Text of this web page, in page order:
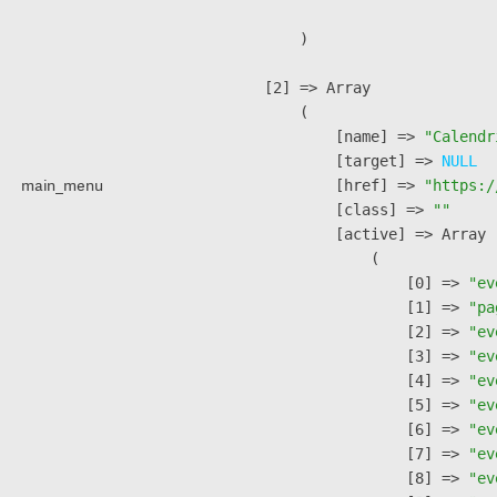
main_menu
        )
    [2] => Array
        (
            [name] =>
            [target] =>
NULL
            [href] =>
            [class] =>
""
            [active] => Array
                (
                    [0] =>
                    [1] =>
                    [2] =>
                    [3] =>
                    [4] =>
                    [5] =>
                    [6] =>
                    [7] =>
                    [8] =>